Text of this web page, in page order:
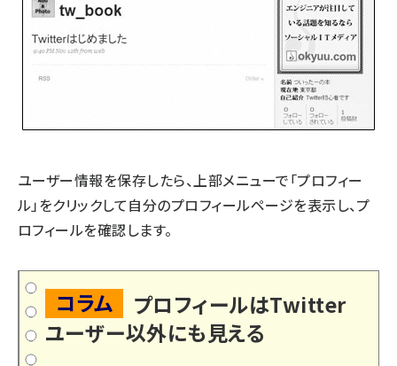
ユーザー情報を保存したら、上部メニューで「プロフィー
ル」をクリックして自分のプロフィールページを表示し、プ
ロフィールを確認します。
コラム
プロフィールはTwitter
ユーザー以外にも見える